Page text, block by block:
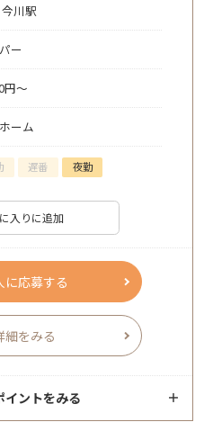
川駅
ー
円～
ーム
遅番 夜勤
入りに追加
に応募する
細をみる
イントをみる